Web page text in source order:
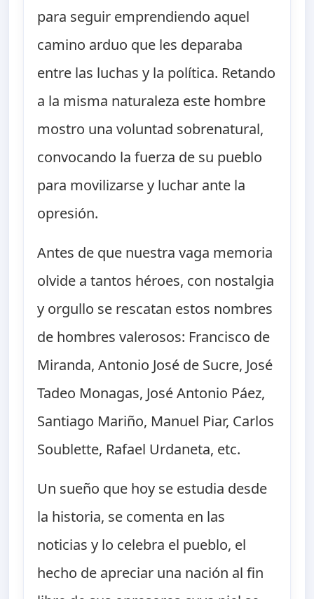
para seguir emprendiendo aquel
camino arduo que les deparaba
entre las luchas y la política. Retando
a la misma naturaleza este hombre
mostro una voluntad sobrenatural,
convocando la fuerza de su pueblo
para movilizarse y luchar ante la
opresión.
Antes de que nuestra vaga memoria
olvide a tantos héroes, con nostalgia
y orgullo se rescatan estos nombres
de hombres valerosos: Francisco de
Miranda, Antonio José de Sucre, José
Tadeo Monagas, José Antonio Páez,
Santiago Mariño, Manuel Piar, Carlos
Soublette, Rafael Urdaneta, etc.
Un sueño que hoy se estudia desde
la historia, se comenta en las
noticias y lo celebra el pueblo, el
hecho de apreciar una nación al fin